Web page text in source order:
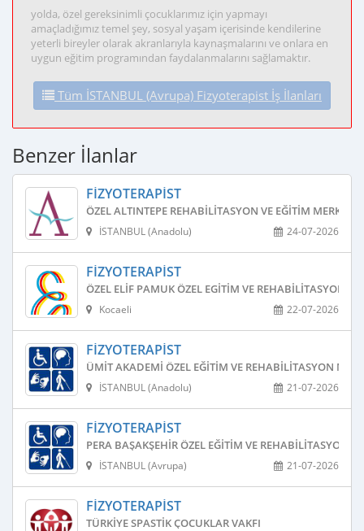
yolda, özel gereksinimli çocuklarımız için yapmayı
amaçladığımız temel şey, sosyal yaşam içerisinde kendilerine
yeterli bireyler olarak akranlarıyla kaynaşmalarını ve onlara en
uygun eğitim programından faydalanmalarını sağlamaktır.
Tüm İSTANBUL (Avrupa) Fizyoterapist İş İlanları
Benzer İlanlar
FIZYOTERAPIST
ÖZEL ALTINTEPE REHABILITASYON VE EĞITIM MERKEZI
24-07-2026
İSTANBUL (Anadolu)
FIZYOTERAPIST
ÖZEL ELIF PAMUK ÖZEL EGITIM VE REHABILITASYON
22-07-2026
Kocaeli
FIZYOTERAPIST
ÜMIT AKADEMI ÖZEL EĞITIM VE REHABILITASYON
21-07-2026
İSTANBUL (Anadolu)
FIZYOTERAPIST
PERA BAŞAKŞEHIR ÖZEL EĞITIM VE REHABILITASYON
21-07-2026
İSTANBUL (Avrupa)
FIZYOTERAPIST
TÜRKIYE SPASTIK ÇOCUKLAR VAKFI